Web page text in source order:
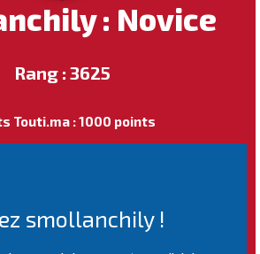
: Novice
Rang : 3625
Touti.ma : 1000 points
smollanchily !